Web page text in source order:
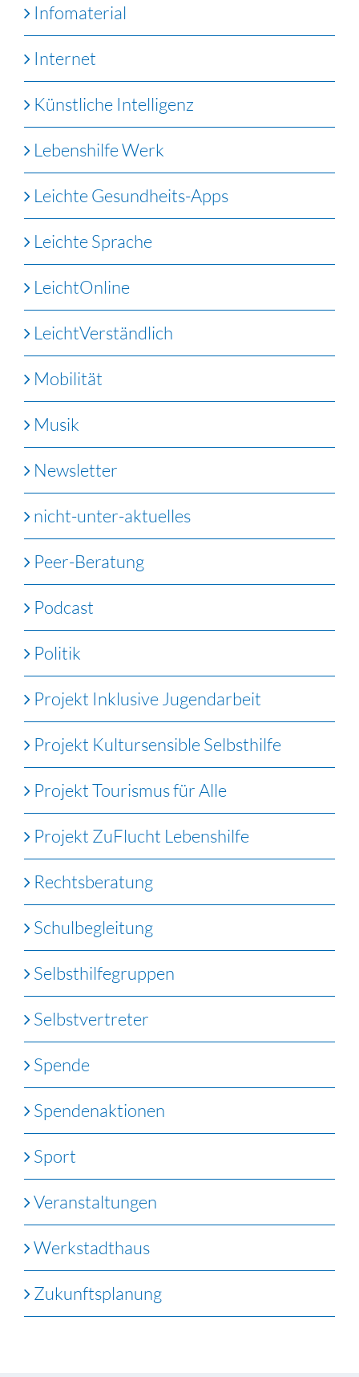
Infomaterial
Internet
Künstliche Intelligenz
Lebenshilfe Werk
Leichte Gesundheits-Apps
Leichte Sprache
LeichtOnline
LeichtVerständlich
Mobilität
Musik
Newsletter
nicht-unter-aktuelles
Peer-Beratung
Podcast
Politik
Projekt Inklusive Jugendarbeit
Projekt Kultursensible Selbsthilfe
Projekt Tourismus für Alle
Projekt ZuFlucht Lebenshilfe
Rechtsberatung
Schulbegleitung
Selbsthilfegruppen
Selbstvertreter
Spende
Spendenaktionen
Sport
Veranstaltungen
Werkstadthaus
Zukunftsplanung